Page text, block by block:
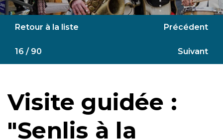
Retour à la liste Précédent
16 / 90 Suivant
Visite guidée :
"Senlis à la